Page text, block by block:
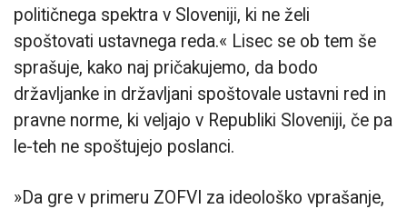
političnega spektra v Sloveniji, ki ne želi
spoštovati ustavnega reda.« Lisec se ob tem še
sprašuje, kako naj pričakujemo, da bodo
državljanke in državljani spoštovale ustavni red in
pravne norme, ki veljajo v Republiki Sloveniji, če pa
le-teh ne spoštujejo poslanci.
»Da gre v primeru ZOFVI za ideološko vprašanje,